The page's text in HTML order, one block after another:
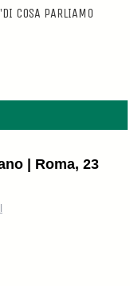
COSA PARLIAMO